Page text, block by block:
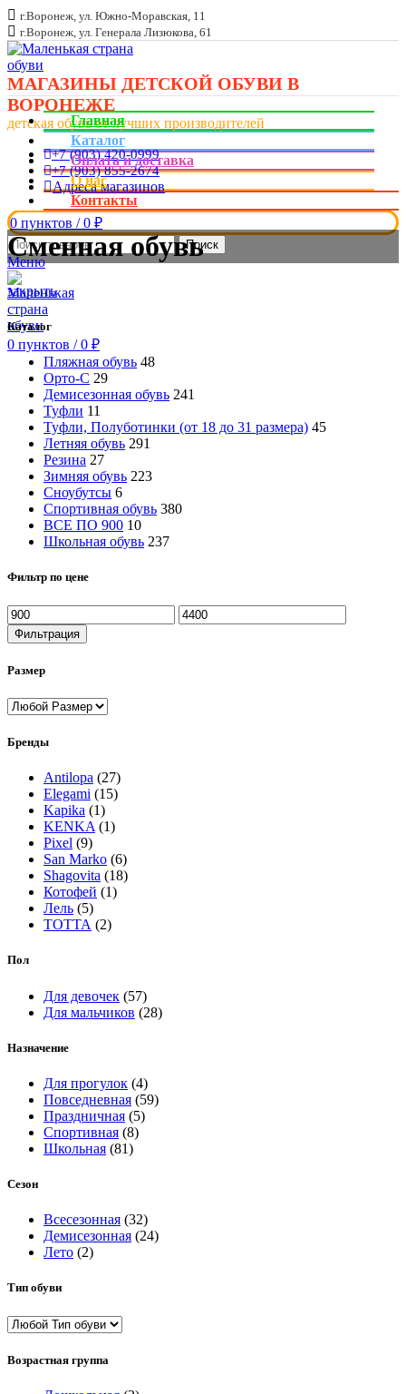
г.Воронеж, ул. Южно-Моравская, 11
г.Воронеж, ул. Генерала Лизюкова, 61
МАГАЗИНЫ ДЕТСКОЙ ОБУВИ В
ВОРОНЕЖЕ
детская обувь от лучших производителей
+7 (903) 420-0999
+7 (903) 855-2674
Адреса магазинов
0 пунктов / 0 ₽
Поиск
Меню
0 пунктов / 0 ₽
Главная
Каталог
Оплата и доставка
О нас
Контакты
Сменная обувь
закрыть
Каталог
Пляжная обувь 48
Орто-С 29
Демисезонная обувь 241
Туфли 11
Туфли, Полуботинки (от 18 до 31 размера) 45
Летняя обувь 291
Резина 27
Зимняя обувь 223
Сноубутсы 6
Спортивная обувь 380
ВСЕ ПО 900 10
Школьная обувь 237
Фильтр по цене
Минимальная
цена
Максимальная
цена
Фильтрация
Размер
Бренды
Antilopa (27)
Elegami (15)
Kapika (1)
KENKA (1)
Pixel (9)
San Marko (6)
Shagovita (18)
Котофей (1)
Лель (5)
ТОТТА (2)
Пол
Для девочек (57)
Для мальчиков (28)
Назначение
Для прогулок (4)
Повседневная (59)
Праздничная (5)
Спортивная (8)
Школьная (81)
Сезон
Всесезонная (32)
Демисезонная (24)
Лето (2)
Тип обуви
Возрастная группа